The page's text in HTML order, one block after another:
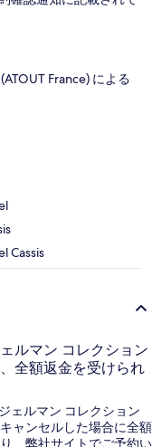
France) による
Cassis
ルマン コレクション
全額返金を受けられ
ェルマン コレクション
ャンセルした場合に全額
、弊社サイトでご予約い